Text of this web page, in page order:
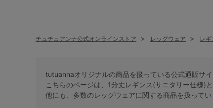
チュチュアンナ公式オンラインストア レッグウェア レ
tutuannaオリジナルの商品を扱っている公式通販サイ
こちらのページは、1分丈レギンス(サニタリー仕様)
他にも、多数のレッグウェアに関する商品を扱ってい